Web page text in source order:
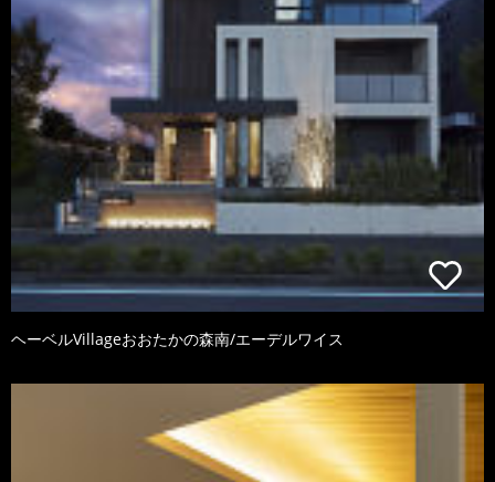
ヘーベルVillageおおたかの森南/エーデルワイス